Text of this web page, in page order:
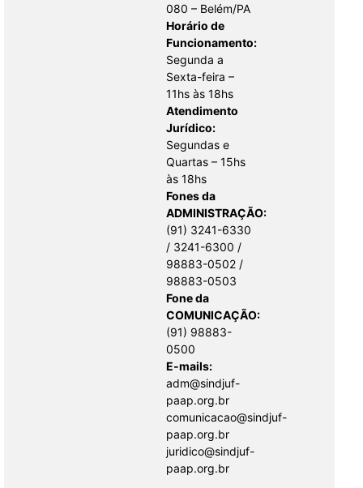
080 – Belém/PA
Horário de
Funcionamento:
Segunda a
Sexta-feira –
11hs às 18hs
Atendimento
Jurídico:
Segundas e
Quartas – 15hs
às 18hs
Fones da
ADMINISTRAÇÃO:
(91) 3241-6330
/ 3241-6300 /
98883-0502 /
98883-0503
Fone da
COMUNICAÇÃO:
(91) 98883-
0500
E-mails:
adm@sindjuf-
paap.org.br
comunicacao@sindjuf-
paap.org.br
juridico@sindjuf-
paap.org.br